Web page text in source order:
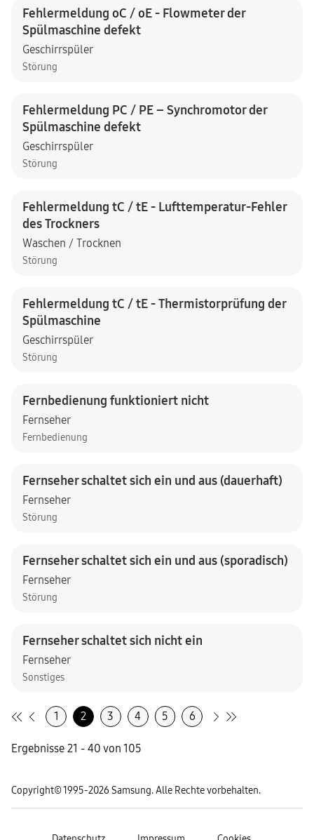
Fehlermeldung oC / oE - Flowmeter der
Spülmaschine defekt
Geschirrspüler
Störung
Fehlermeldung PC / PE – Synchromotor der
Spülmaschine defekt
Geschirrspüler
Störung
Fehlermeldung tC / tE - Lufttemperatur-Fehler
des Trockners
Waschen / Trocknen
Störung
Fehlermeldung tC / tE - Thermistorprüfung der
Spülmaschine
Geschirrspüler
Störung
Fernbedienung funktioniert nicht
Fernseher
Fernbedienung
Fernseher schaltet sich ein und aus (dauerhaft)
Fernseher
Störung
Fernseher schaltet sich ein und aus (sporadisch)
Fernseher
Störung
Fernseher schaltet sich nicht ein
Fernseher
Sonstiges
1 2 3 4 5 6
Ergebnisse 21 - 40 von 105
Copyright© 1995-2026 Samsung. Alle Rechte vorbehalten.